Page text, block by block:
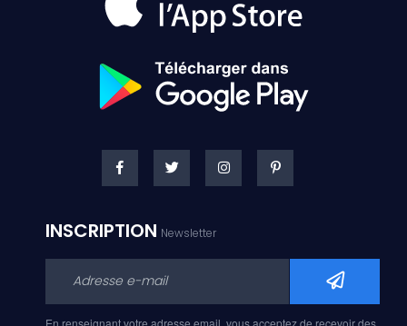
INSCRIPTION Newsletter
En renseignant votre adresse email, vous acceptez de recevoir des